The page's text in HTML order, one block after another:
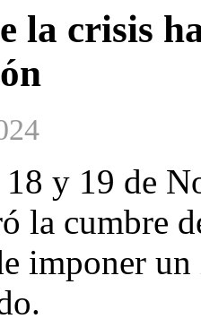
la crisis
y 19 de
la cumbre
imponer un